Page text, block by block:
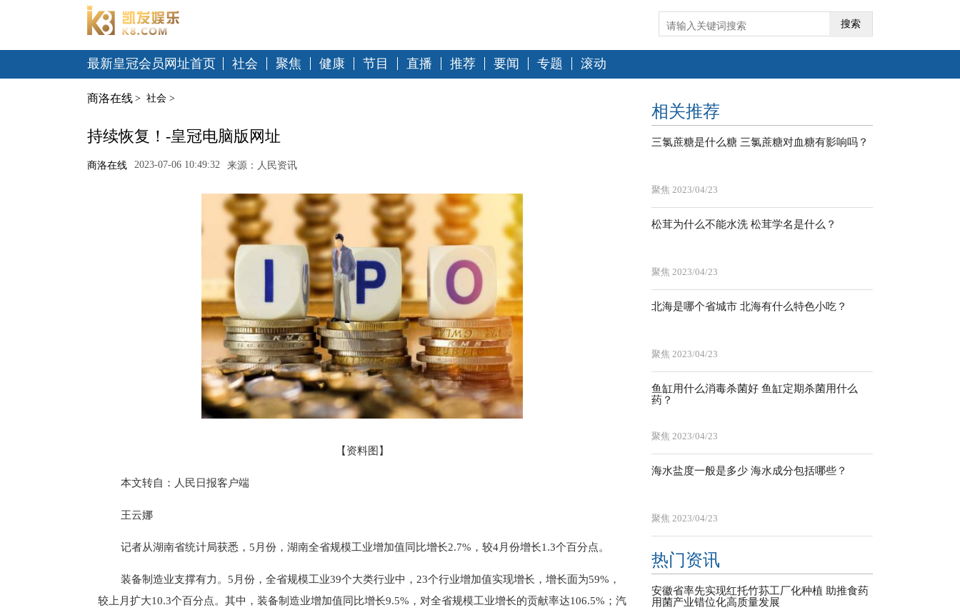
搜索
最新皇冠会员网址首页 社会 聚焦 健康 节目 直播 推荐 要闻 专题 滚动
商洛在线 > 社会 >
持续恢复！-皇冠电脑版网址
商洛在线 2023-07-06 10:49:32 来源：人民资讯
【资料图】
本文转自：人民日报客户端
王云娜
记者从湖南省统计局获悉，5月份，湖南全省规模工业增加值同比增长2.7%，较4月份增长1.3个百分点。
装备制造业支撑有力。5月份，全省规模工业39个大类行业中，23个行业增加值实现增长，增长面为59%，
较上月扩大10.3个百分点。其中，装备制造业增加值同比增长9.5%，对全省规模工业增长的贡献率达106.5%；汽
相关推荐
三氯蔗糖是什么糖 三氯蔗糖对血糖有影响吗？
聚焦 2023/04/23
松茸为什么不能水洗 松茸学名是什么？
聚焦 2023/04/23
北海是哪个省城市 北海有什么特色小吃？
聚焦 2023/04/23
鱼缸用什么消毒杀菌好 鱼缸定期杀菌用什么
药？
聚焦 2023/04/23
海水盐度一般是多少 海水成分包括哪些？
聚焦 2023/04/23
热门资讯
安徽省率先实现红托竹荪工厂化种植 助推食药
用菌产业错位化高质量发展